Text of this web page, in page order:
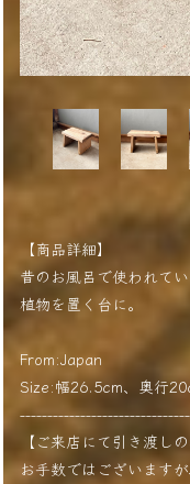
【商品詳細】
昔のお風呂で使われてい
植物を置く台に。
From:Japan
Size:幅26.5cm、奥行
【ご来店にて引き渡しの
お手数ではございます